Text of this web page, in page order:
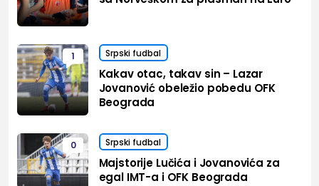
1 Srpski fudbal
Kakav otac, takav sin – Lazar
Jovanović obeležio pobedu OFK
Beograda
0 Srpski fudbal
Majstorije Lučića i Jovanovića za
egal IMT-a i OFK Beograda